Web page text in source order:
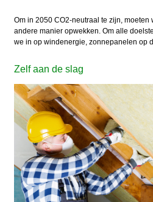
Om in 2050 CO2-neutraal te zijn,
andere manier opwekken. Om alle
we in op windenergie, zonnepanelen op
Zelf aan de slag